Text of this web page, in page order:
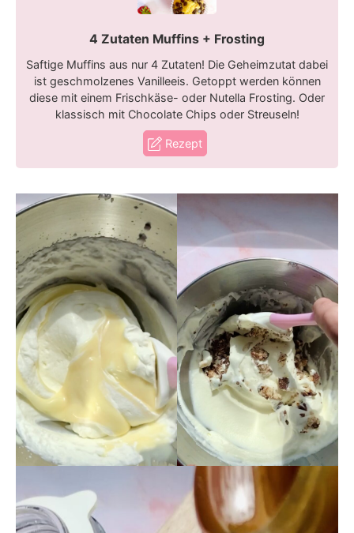
4 Zutaten Muffins + Frosting
Saftige Muffins aus nur 4 Zutaten! Die Geheimzutat dabei
ist geschmolzenes Vanilleeis. Getoppt werden können
diese mit einem Frischkäse- oder Nutella Frosting. Oder
klassisch mit Chocolate Chips oder Streuseln!
Rezept